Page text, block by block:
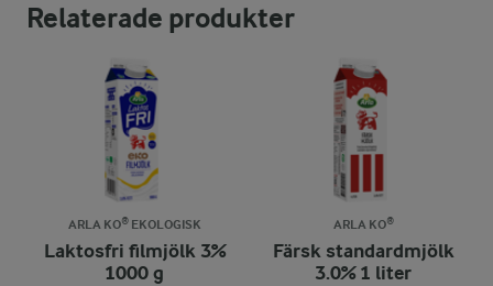
Relaterade produkter
ARLA KO® EKOLOGISK
Laktosfri filmjölk 3%
1000 g
ARLA KO®
Färsk standardmjölk
3.0% 1 liter